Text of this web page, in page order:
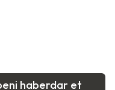
haberdar et